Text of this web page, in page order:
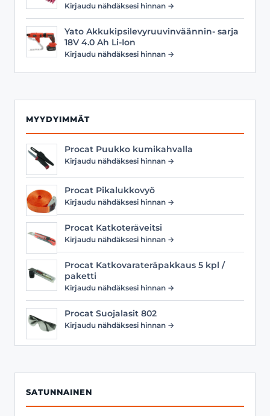
Kirjaudu nähdäksesi hinnan →
Yato Akkukipsilevyruuvinväännin- sarja
18V 4.0 Ah Li-Ion
Kirjaudu nähdäksesi hinnan →
MYYDYIMMÄT
Procat Puukko kumikahvalla
Kirjaudu nähdäksesi hinnan →
Procat Pikalukkovyö
Kirjaudu nähdäksesi hinnan →
Procat Katkoteräveitsi
Kirjaudu nähdäksesi hinnan →
Procat Katkovarateräpakkaus 5 kpl /
paketti
Kirjaudu nähdäksesi hinnan →
Procat Suojalasit 802
Kirjaudu nähdäksesi hinnan →
SATUNNAINEN